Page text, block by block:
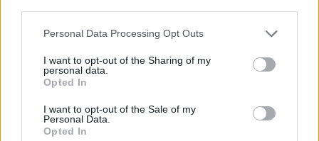
Personal Data Processing Opt Outs
I want to opt-out of the Sharing of my
personal data.
Opted In
I want to opt-out of the Sale of my
Personal Data.
Opted In
A keresett cikk a portfolio.hu hírarchívumához
tartozik, melynek olvasása előfizetéses
Az előfizetés a következőket tartalmazza:
Kötéslisták: BÉT elmúlt 2 év napon belüli
kötéslistái